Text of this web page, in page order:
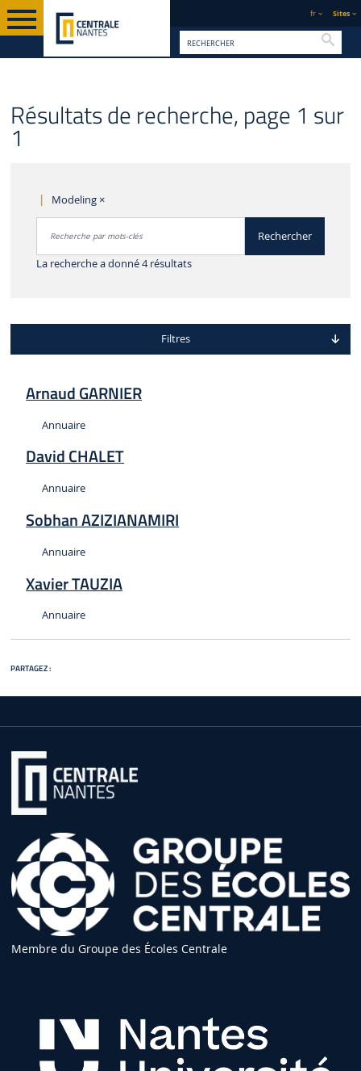
fr Sites
Résultats de recherche, page 1 sur
1
Modeling ×
Rechercher
La recherche a donné 4 résultatsAccéder aux résultats
Filtres
Arnaud GARNIER
Type :
Annuaire
David CHALET
Type :
Annuaire
Sobhan AZIZIANAMIRI
Type :
Annuaire
Xavier TAUZIA
Type :
Annuaire
PARTAGEZ :
Membre du Groupe des Écoles Centrale